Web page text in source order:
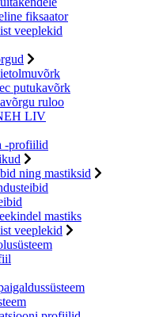
fiksaator
veeplekid
putukavõrk
ruloo
LIV
-profiilid
ning mastiksid
mastiks
veeplekid